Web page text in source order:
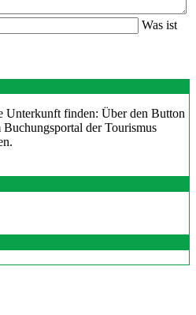
Was ist
Unterkunft finden: Über den Button
der Tourismus